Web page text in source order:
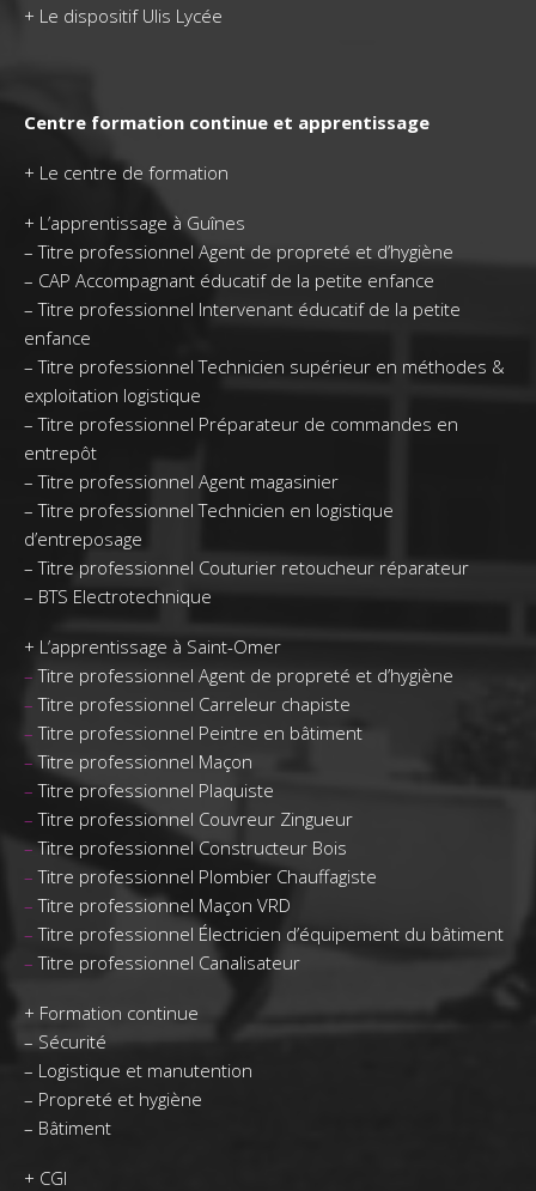
+ Le dispositif Ulis Lycée
Centre formation continue et apprentissage
+ Le centre de formation
+ L’apprentissage à Guînes
–Titre professionnel Agent de propreté et d’hygiène
– CAP Accompagnant éducatif de la petite enfance
–Titre professionnel Intervenant éducatif de la petite
enfance
–Titre professionnel Technicien supérieur en méthodes &
exploitation logistique
–Titre professionnel Préparateur de commandes en
entrepôt
–Titre professionnel Agent magasinier
–Titre professionnel Technicien en logistique
d’entreposage
–Titre professionnel Couturier retoucheur réparateur
– BTS Electrotechnique
+ L’apprentissage à Saint-Omer
–Titre professionnel Agent de propreté et d’hygiène
–Titre professionnel Carreleur chapiste
–Titre professionnel Peintre en bâtiment
–Titre professionnel Maçon
–Titre professionnel Plaquiste
–Titre professionnel Couvreur Zingueur
–Titre professionnel Constructeur Bois
–Titre professionnel Plombier Chauffagiste
–Titre professionnel Maçon VRD
–Titre professionnel Électricien d’équipement du bâtiment
–Titre professionnel Canalisateur
+ Formation continue
– Sécurité
– Logistique et manutention
– Propreté et hygiène
– Bâtiment
+ CGI